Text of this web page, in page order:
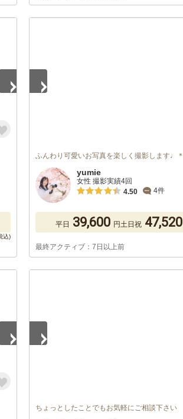
ふんわり可愛いお写真を楽しく撮影します♩＊
yumie
女性 撮影実績4回
4.50
4件
平日 39,600 円土日祝 47,520
最終アクティブ：7日以上前
ちょっとしたことでもお気軽にご相談下さい